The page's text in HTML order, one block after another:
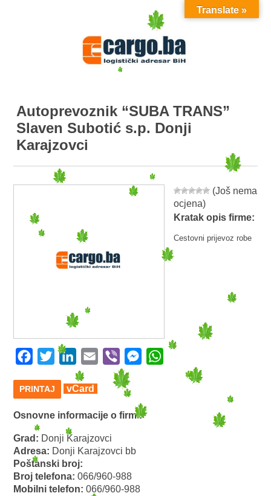
MENU
Autoprevoznik “SUBA TRANS”
Slaven Subotić s.p. Donji
Karajzovci
(Još nema
ocjena)
Kratak opis firme:
Cestovni prijevoz robe
Facebook
Twitter LinkedIn
Email Viber Messenger
PRINTAJ vCard
Osnovne informacije o firmi:
Grad: Donji Karajzovci
Adresa: Donji Karajzovci bb
Poštanski broj:
Broj telefona:066/960-988
Mobilni telefon:066/960-988
Translate »